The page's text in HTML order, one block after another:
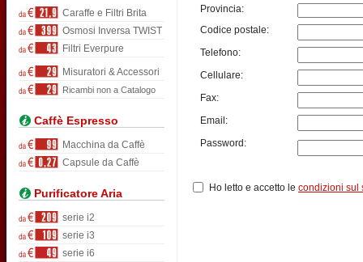
Caraffe e Filtri Brita
Osmosi Inversa TWIST
Filtri Everpure
Misuratori & Accessori
Ricambi non a Catalogo
Caffè Espresso
Macchina da Caffè
Capsule da Caffè
Purificatore Aria
serie i2
serie i3
serie i6
Provincia:
Codice postale:
Telefono:
Cellulare:
Fax:
Email:
Password:
Ho letto e accetto le condizioni sul